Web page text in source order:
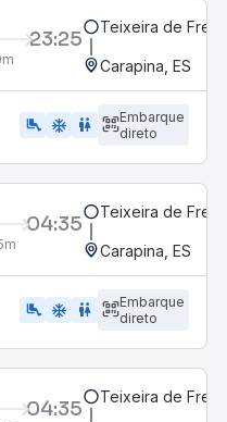
23:25 Teixeira de
Carapina, ES
airline_seat_legroom_extra ac_unit WC
Embarque
direto
04:35 Teixeira de
Carapina, ES
airline_seat_legroom_extra ac_unit WC
Embarque
direto
04:35 Teixeira de